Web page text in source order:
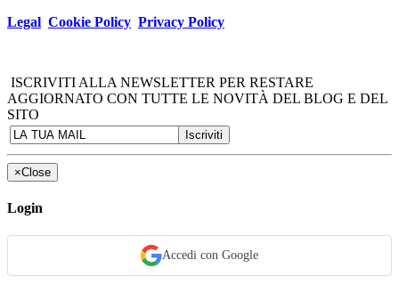
Legal Cookie Policy Privacy Policy
ISCRIVITI ALLA NEWSLETTER PER RESTARE
AGGIORNATO CON TUTTE LE NOVITÀ DEL BLOG E DEL
SITO
×Close
Login
Accedi con Google